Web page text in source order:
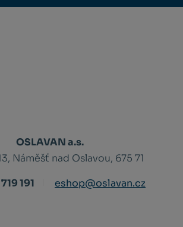
OSLAVAN a.s.
Náměšť nad Oslavou, 675 71
191
eshop@oslavan.cz